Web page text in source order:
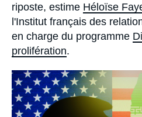
riposte, estime Héloïse
l'Institut français des
en charge du programme
prolifération.
Image
principale
médiatique